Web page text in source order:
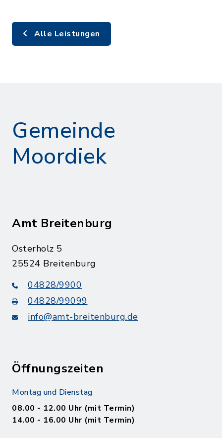
Alle Leistungen
Gemeinde
Moordiek
Amt Breitenburg
Osterholz 5
25524 Breitenburg
04828/9900
04828/99099
info@amt-breitenburg.de
Öffnungszeiten
Montag und Dienstag
08.00 - 12.00 Uhr (mit Termin)
14.00 - 16.00 Uhr (mit Termin)